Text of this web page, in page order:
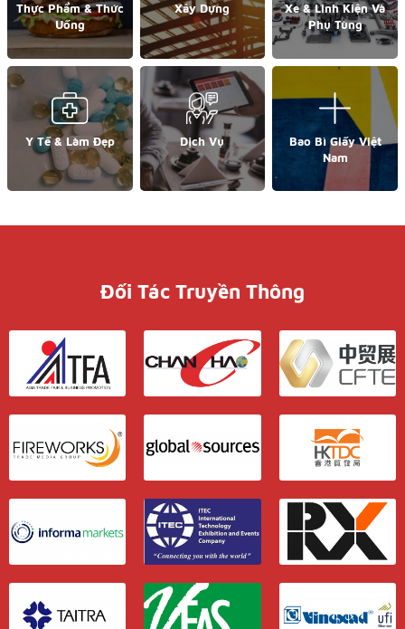
Thực Phẩm & Thức
Uống
Xây Dựng
Xe & Linh Kiện Và
Phụ Tùng
Y Tế & Làm Đẹp Dịch Vụ
Bao Bì Giấy Việt
Nam
Đối Tác Truyền Thông